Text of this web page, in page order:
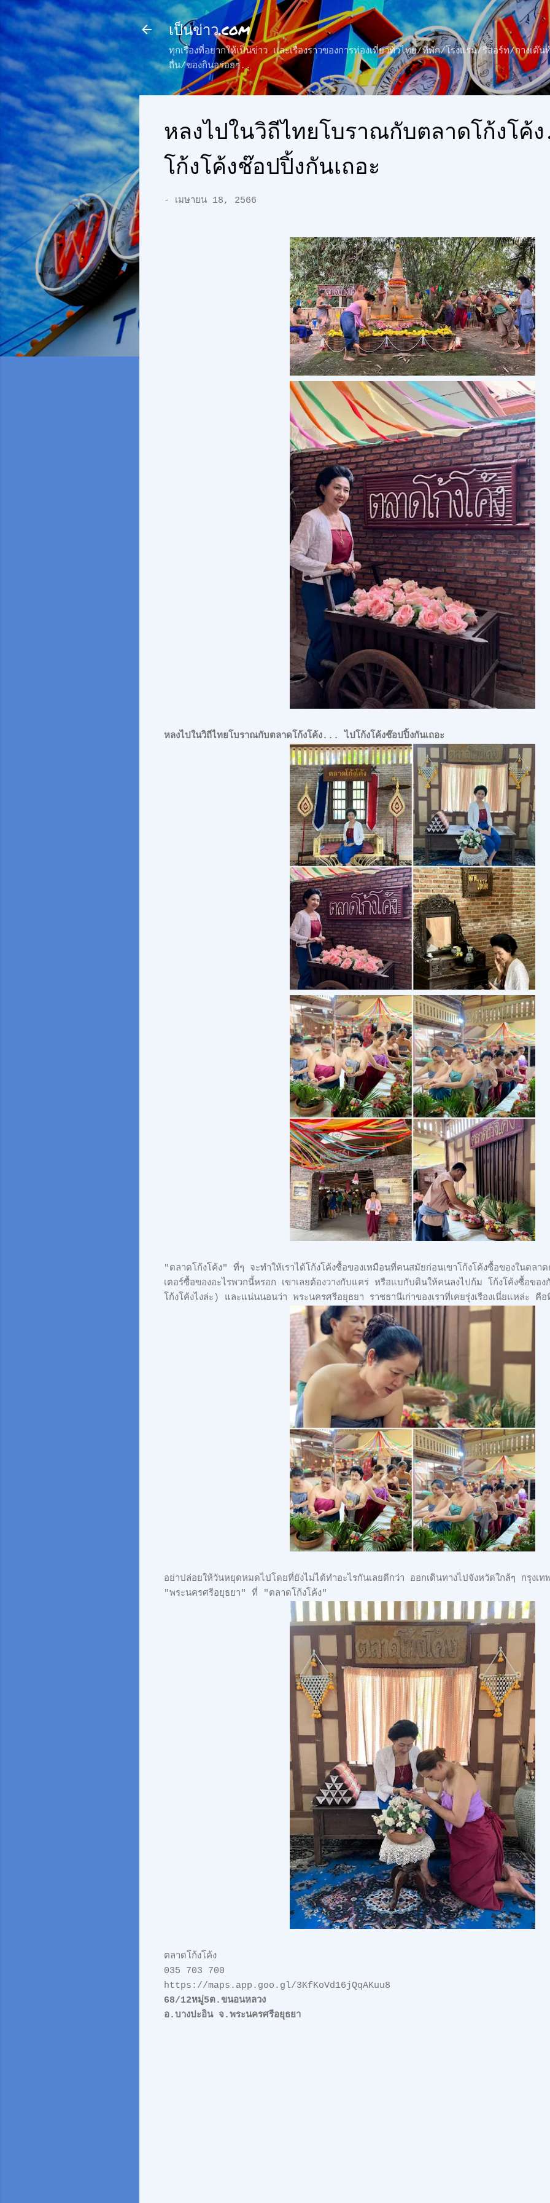
ข้ามไปที่เนื้อหาหลัก
เป็นข่าว.com
ทุกเรื่องที่อยากให้เป็นข่าว และเรื่องราวของการท่องเที่ยวทั่วไทย/ที่พัก/โรงแรม/รีสอร์ท/กางเ
ถื่น/ของกินอร่อยๆ..
หลงไปในวิถีไทยโบราณกับตลาดโก้งโค้
โก้งโค้งช๊อปปิ้งกันเถอะ
- เมษายน 18, 2566
หลงไปในวิถีไทยโบราณกับตลาดโก้งโค้ง... ไปโก้งโค้งช๊อปปิ้งกันเถอะ
"ตลาดโก้งโค้ง" ที่ๆ จะทำให้เราได้โก้งโค้งซื้อของเหมือนที่คนสมัยก่อนเขาโก้งโค้งซื้อของในตล
เตอร์ซื้อของอะไรพวกนี้หรอก เขาเลยต้องวางกับแคร่ หรือแบกับดินให้คนลงไปก้ม โก้งโค้งซื้อขอ
โก้งโค้งไงล่ะ) และแน่นนอนว่า พระนครศรีอยุธยา ราชธานีเก่าของเราที่เคยรุ่งเรืองเนี่ยแหล่ะ คื
อย่าปล่อยให้วันหยุดหมดไปโดยที่ยังไม่ได้ทำอะไรกันเลยดีกว่า ออกเดินทางไปจังหวัดใกล้ๆ กรุงเท
"พระนครศรีอยุธยา" ที่ "ตลาดโก้งโค้ง"
ตลาดโก้งโค้ง
035 703 700
https://maps.app.goo.gl/3KfKoVd16jQqAKuu8
68/12หมู่5ต.ขนอนหลวง
อ.บางปะอิน จ.พระนครศรีอยุธยา